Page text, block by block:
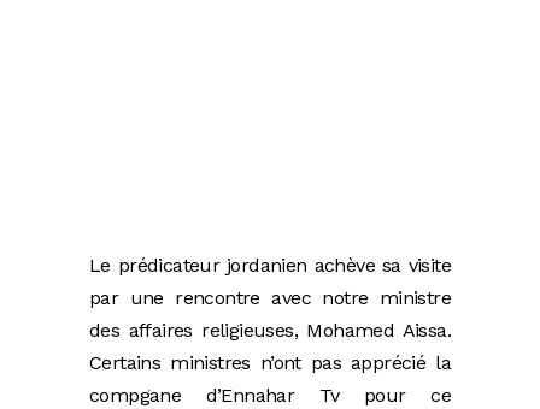
Le prédicateur jordanien achève sa visite
par une rencontre avec notre ministre
des affaires religieuses, Mohamed Aissa.
Certains ministres n’ont pas apprécié la
compgane d’Ennahar Tv pour ce